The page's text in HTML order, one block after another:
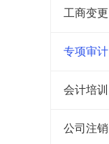
工商变更
专项审计
会计培训
公司注销